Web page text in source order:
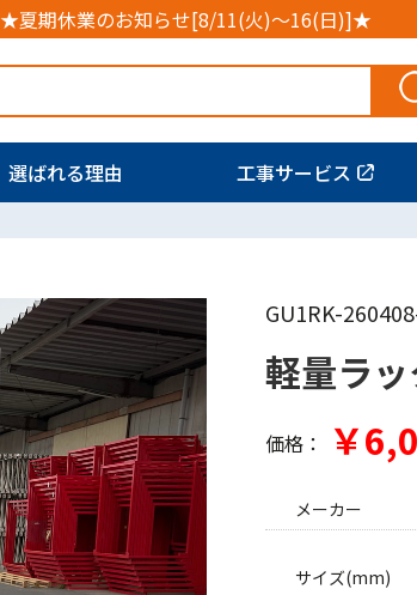
★夏期休業のお知らせ[8/11(火)～16(日)]★
選ばれる理由 工事サービス
GU1RK-
軽量ラッ
価格： ￥
メーカー
サイズ(mm)